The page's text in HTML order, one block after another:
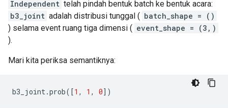
Independent telah pindah bentuk batch ke bentuk acara:
b3_joint adalah distribusi tunggal ( batch_shape = ()
) selama event ruang tiga dimensi ( event_shape = (3,)
).
Mari kita periksa semantiknya:
b3_joint.prob([1 , 1 , 0])